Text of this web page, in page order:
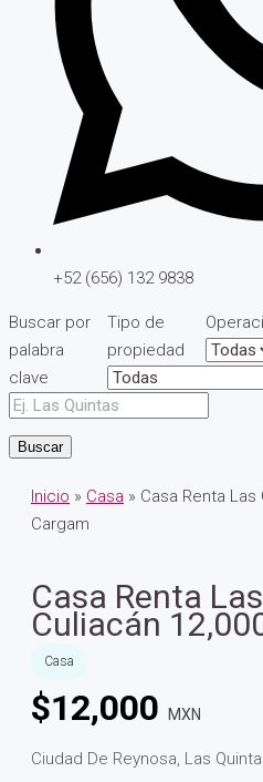
+52 (656) 132 9838
Buscar por
palabra
clave
Tipo de
propiedad
Buscar
Inicio » Casa » Casa Renta Las
Cargam
Casa Renta
Culiacán
Casa
$12,000 MXN
Ciudad De Reynosa, Las